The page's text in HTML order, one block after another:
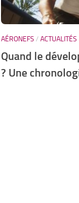
AÉRONEFS / ACTUALITÉS
Quand le
? Une